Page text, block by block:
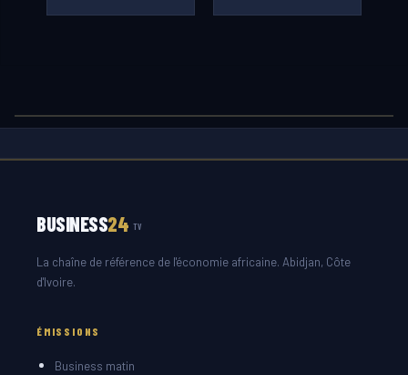
BUSINESS24 TV
La chaîne de référence de l'économie africaine. Abidjan, Côte
d'Ivoire.
ÉMISSIONS
Business matin